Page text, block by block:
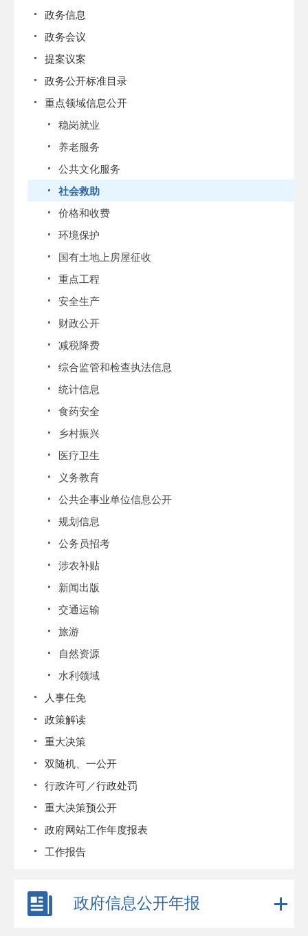
政务信息
政务会议
提案议案
政务公开标准目录
重点领域信息公开
稳岗就业
养老服务
公共文化服务
社会救助
价格和收费
环境保护
国有土地上房屋征收
重点工程
安全生产
财政公开
减税降费
综合监管和检查执法信息
统计信息
食药安全
乡村振兴
医疗卫生
义务教育
公共企事业单位信息公开
规划信息
公务员招考
涉农补贴
新闻出版
交通运输
旅游
自然资源
水利领域
人事任免
政策解读
重大决策
双随机、一公开
行政许可／行政处罚
重大决策预公开
政府网站工作年度报表
工作报告
政府信息公开年报